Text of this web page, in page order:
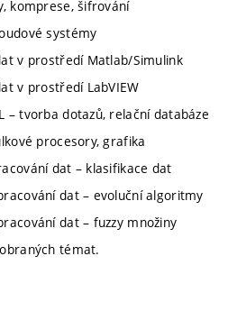
komprese, šifrování
systémy
v prostředí Matlab/Simulink
v prostředí LabVIEW
– tvorba dotazů, relační databáze
procesory, grafika
dat – klasifikace dat
dat – evoluční algoritmy
dat – fuzzy množiny
témat.